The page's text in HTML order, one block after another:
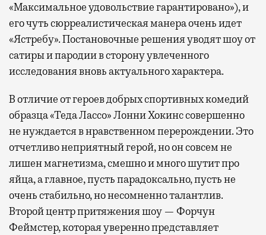
«Максимальное удовольствие гарантировано»), и
его чуть сюрреалистическая манера очень идет
«Ястребу». Постановочные решения уводят шоу от
сатиры и пародии в сторону увлеченного
исследования вновь актуального характера.
В отличие от героев добрых спортивных комедий
образца «Теда Лассо» Лонни Хокинс совершенно
не нуждается в нравственном перерождении. Это
отчетливо неприятный герой, но он совсем не
лишен магнетизма, смешно и много шутит про
яйца, а главное, пусть парадоксально, пусть не
очень стабильно, но несомненно талантлив.
Второй центр притяжения шоу — Форчун
Феймстер, которая уверенно представляет